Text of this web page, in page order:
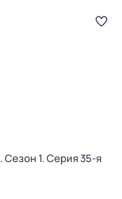
. Сезон 1. Серия 35-я